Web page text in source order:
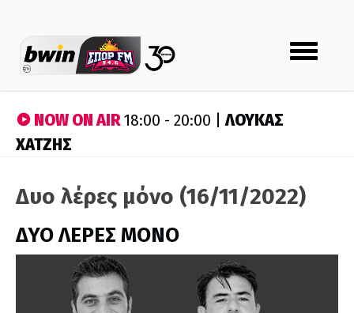
Toggle
navigation
NOW ON AIR18:00 - 20:00 |ΛΟΥΚΑΣ
ΧΑΤΖΗΣ
Δυο λέρες μόνο (16/11/2022)
ΔΥΟ ΛΕΡΕΣ ΜΟΝΟ